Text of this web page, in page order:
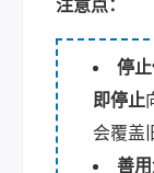
注意点：
停
即停止
会覆盖
善